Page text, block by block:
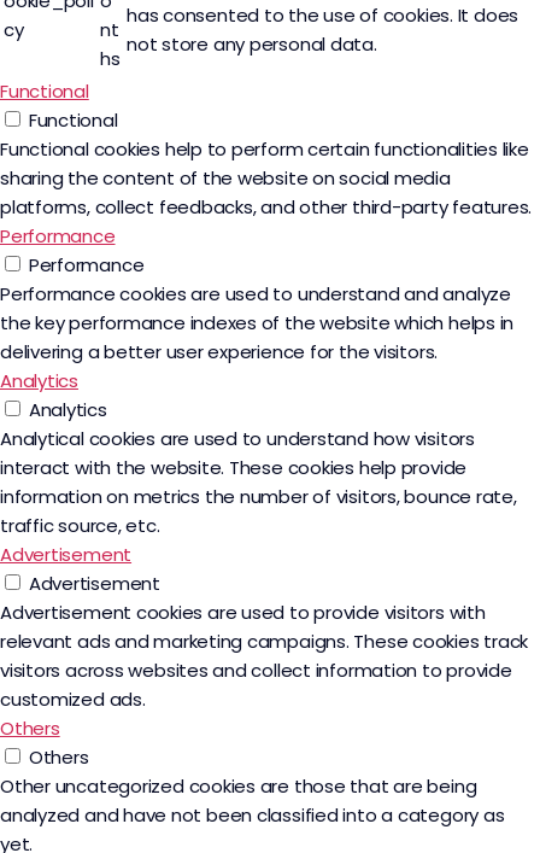
cy
nt
hs
has consented to the use of cookies. It does
not store any personal data.
Functional
Functional
Functional cookies help to perform certain functionalities like
sharing the content of the website on social media
platforms, collect feedbacks, and other third-party features.
Performance
Performance
Performance cookies are used to understand and analyze
the key performance indexes of the website which helps in
delivering a better user experience for the visitors.
Analytics
Analytics
Analytical cookies are used to understand how visitors
interact with the website. These cookies help provide
information on metrics the number of visitors, bounce rate,
traffic source, etc.
Advertisement
Advertisement
Advertisement cookies are used to provide visitors with
relevant ads and marketing campaigns. These cookies track
visitors across websites and collect information to provide
customized ads.
Others
Others
Other uncategorized cookies are those that are being
analyzed and have not been classified into a category as
yet.